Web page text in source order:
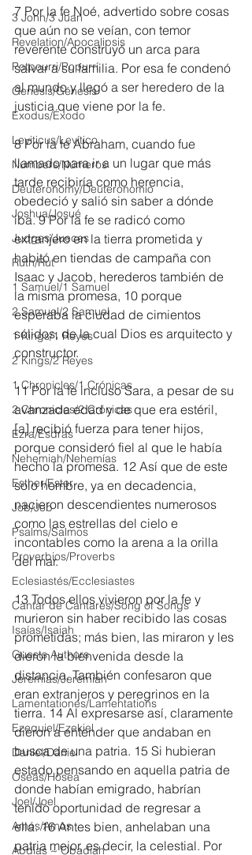
3 John/3 Juan
Revelation/Apocalipsis
Potpourri/Popurrí
Genesis/Génesis
Exodus/Éxodo
Leviticus/Levítico
Numbers/Números
Deuteronomy/Deuteronomio
Joshua/Josué
Judges/Jueces
Ruth/Rut
1 Samuel/1 Samuel
2 Samuel/2 Samuel
1 Kings/1 Reyes
2 Kings/2 Reyes
1 Chronicles/1 Crónicas
2 Chronicles/2 Crónicas
Ezra/Esdras
Nehemiah/Nehemías
Esther/Ester
Job/Job
Psalms/Salmos
Proverbios/Proverbs
Eclesiastés/Ecclesiastes
Cantar de Cantares/Song of Songs
Isaías/Isaiah
Guests Authors
Jeremias/Jeremiah
Lamentationes/Lamentations
Ezequiel/Ezekiel
Daniel/Daniel
Oseas/Hosea
Joel/Joel
Amós/Amos
Abdías ~ Obadiah
7 Por la fe Noé, advertido sobre cosas
que aún no se veían, con temor
reverente construyó un arca para
salvar a su familia. Por esa fe condenó
al mundo y llegó a ser heredero de la
justicia que viene por la fe.
8 Por la fe Abraham, cuando fue
llamado para ir a un lugar que más
tarde recibiría como herencia,
obedeció y salió sin saber a dónde
iba. 9 Por la fe se radicó como
extranjero en la tierra prometida y
habitó en tiendas de campaña con
Isaac y Jacob, herederos también de
la misma promesa, 10 porque
esperaba la ciudad de cimientos
sólidos, de la cual Dios es arquitecto y
constructor.
11 Por la fe incluso Sara, a pesar de su
avanzada edad y de que era estéril,
[a] recibió fuerza para tener hijos,
porque consideró fiel al que le había
hecho la promesa. 12 Así que de este
solo hombre, ya en decadencia,
nacieron descendientes numerosos
como las estrellas del cielo e
incontables como la arena a la orilla
del mar.
13 Todos ellos vivieron por la fe y
murieron sin haber recibido las cosas
prometidas; más bien, las miraron y les
dieron la bienvenida desde la
distancia. También confesaron que
eran extranjeros y peregrinos en la
tierra. 14 Al expresarse así, claramente
dieron a entender que andaban en
busca de una patria. 15 Si hubieran
estado pensando en aquella patria de
donde habían emigrado, habrían
tenido oportunidad de regresar a
ella. 16 Antes bien, anhelaban una
patria mejor, es decir, la celestial. Por